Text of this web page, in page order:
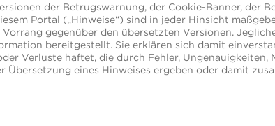
der Betrugswarnung, der Cookie-Banner, der
Portal („Hinweise“) sind in jeder Hinsicht
gegenüber den übersetzten Versionen.
bereitgestellt. Sie erklären sich damit
Verluste haftet, die durch Fehler, Ungenauigkeiten,
Übersetzung eines Hinweises ergeben oder damit